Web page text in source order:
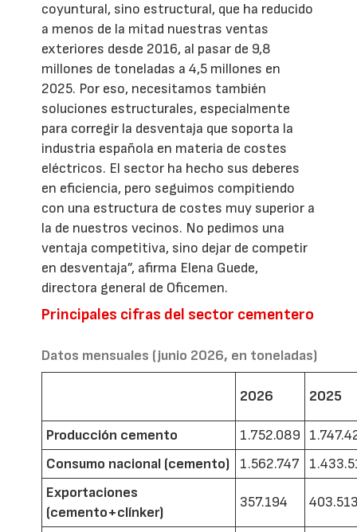
coyuntural, sino estructural, que ha reducido
a menos de la mitad nuestras ventas
exteriores desde 2016, al pasar de 9,8
millones de toneladas a 4,5 millones en
2025. Por eso, necesitamos también
soluciones estructurales, especialmente
para corregir la desventaja que soporta la
industria española en materia de costes
eléctricos. El sector ha hecho sus deberes
en eficiencia, pero seguimos compitiendo
con una estructura de costes muy superior a
la de nuestros vecinos. No pedimos una
ventaja competitiva, sino dejar de competir
en desventaja”, afirma Elena Guede,
directora general de Oficemen.
Principales cifras del sector cementero
Datos mensuales (junio 2026, en toneladas)
2026 2025
Producción cemento 1.752.089
Consumo nacional (cemento)
1.562.747
Exportaciones
(cemento+clínker)
357.194